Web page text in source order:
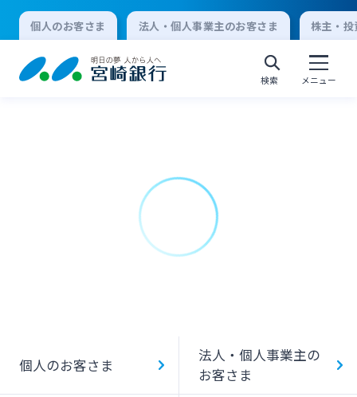
個人のお客さま 法人・個人事業主のお客さま 株主・
検索 メニュー
みやぎんMikatanoシリーズ
個人のお客さま
法人・個人事業主の
お客さま